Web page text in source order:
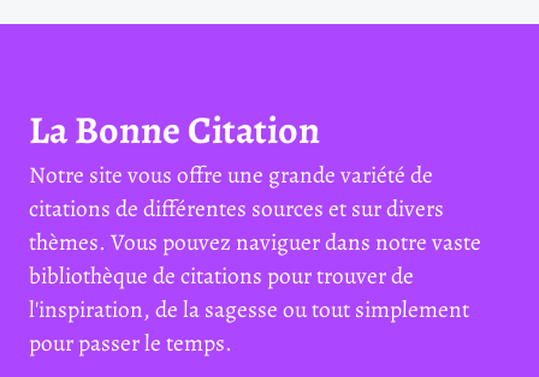
La Bonne Citation
Notre site vous offre une grande variété de
citations de différentes sources et sur divers
thèmes. Vous pouvez naviguer dans notre vaste
bibliothèque de citations pour trouver de
l'inspiration, de la sagesse ou tout simplement
pour passer le temps.